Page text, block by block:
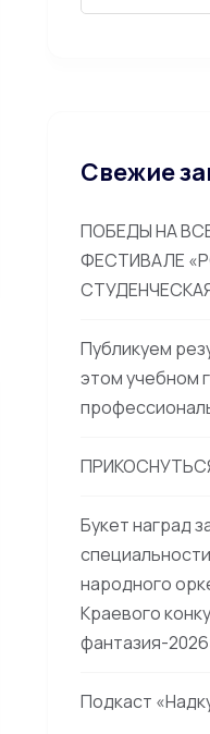
Свежие
ПОБЕДЫ НА
ФЕСТИВАЛЕ
Публикуем
этом учебном
Букет наград
народного
Краевого
фантазия-
Подкаст